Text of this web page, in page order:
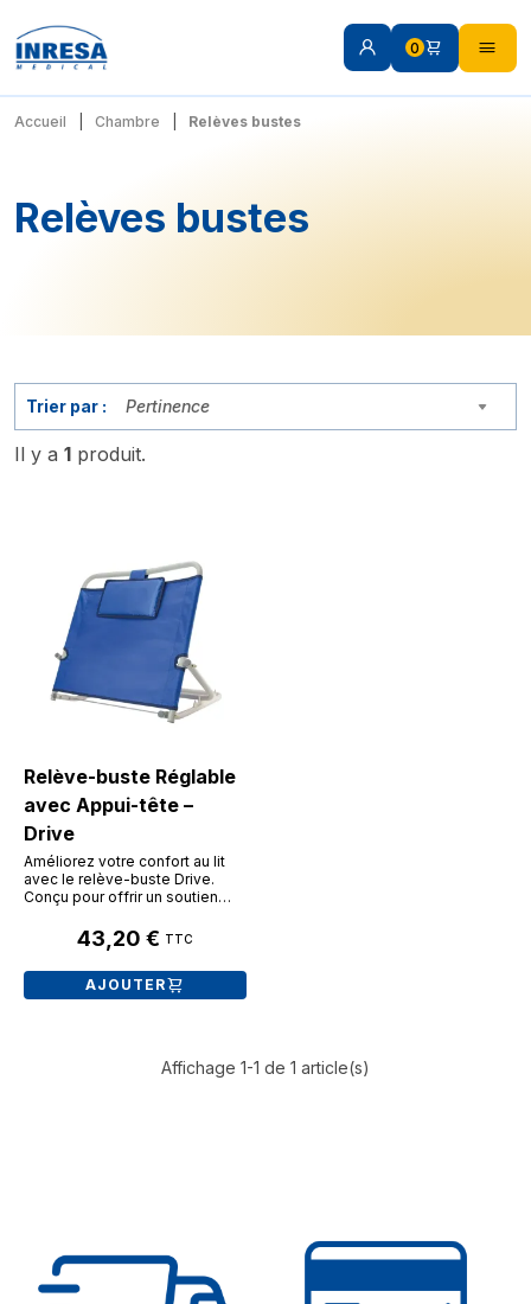
0
Accueil Chambre Relèves bustes
Relèves bustes
Il y a 1 produit.
Trier par : Pertinence
Relève-buste Réglable
avec Appui-tête –
Drive
Améliorez votre confort au lit
avec le relève-buste Drive.
Conçu pour offrir un soutien
permet une inclinaison réglable
de 25° à 75°. Doté d'un appui-
tête intégré et d'une toile
souple respirante, il est idéal
pour lire, manger ou regarder la
43,20 € TTC
AJOUTER
Affichage 1-1 de 1 article(s)